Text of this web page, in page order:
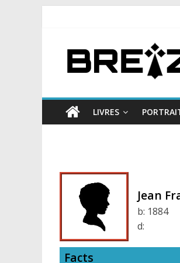
LIVRES
Jean
b: 1884
d:
Facts